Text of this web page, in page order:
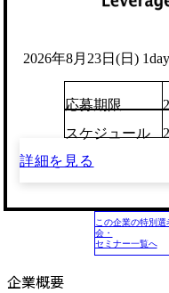
2026年8月23日(日)
応募期限
スケジュール
詳細を見る
この企業の特別選
会・
セミナー一覧へ
企業概要